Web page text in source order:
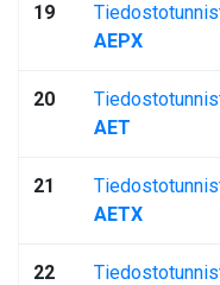
19
AEPX
20
AET
21
AETX
22